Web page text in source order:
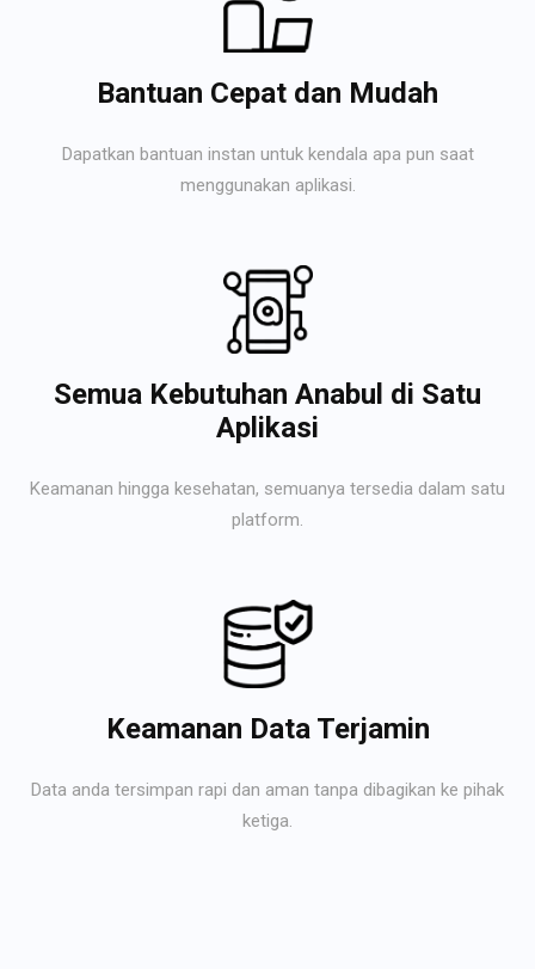
Bantuan Cepat dan Mudah
Dapatkan bantuan instan untuk kendala apa pun saat
menggunakan aplikasi.
Semua Kebutuhan Anabul di Satu
Aplikasi
Keamanan hingga kesehatan, semuanya tersedia dalam satu
platform.
Keamanan Data Terjamin
Data anda tersimpan rapi dan aman tanpa dibagikan ke pihak
ketiga.